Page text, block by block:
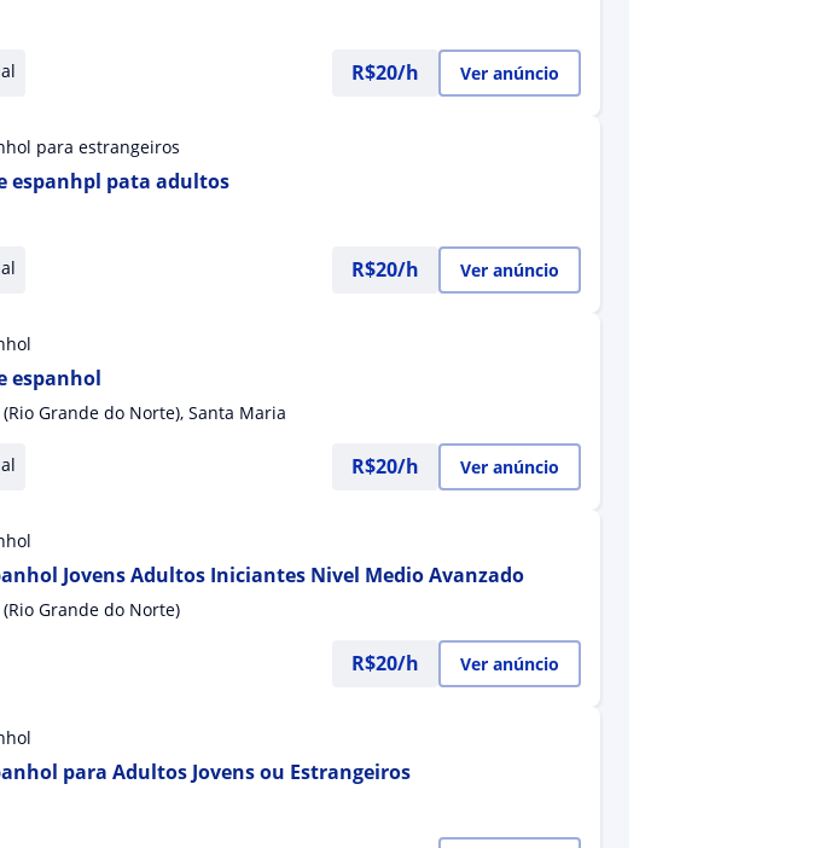
R$20/h Ver anúncio
para estrangeiros
espanhpl pata adultos
R$20/h Ver anúncio
espanhol
Grande do Norte), Santa Maria
R$20/h Ver anúncio
Jovens Adultos Iniciantes Nivel Medio Avanzado
Grande do Norte)
R$20/h Ver anúncio
para Adultos Jovens ou Estrangeiros